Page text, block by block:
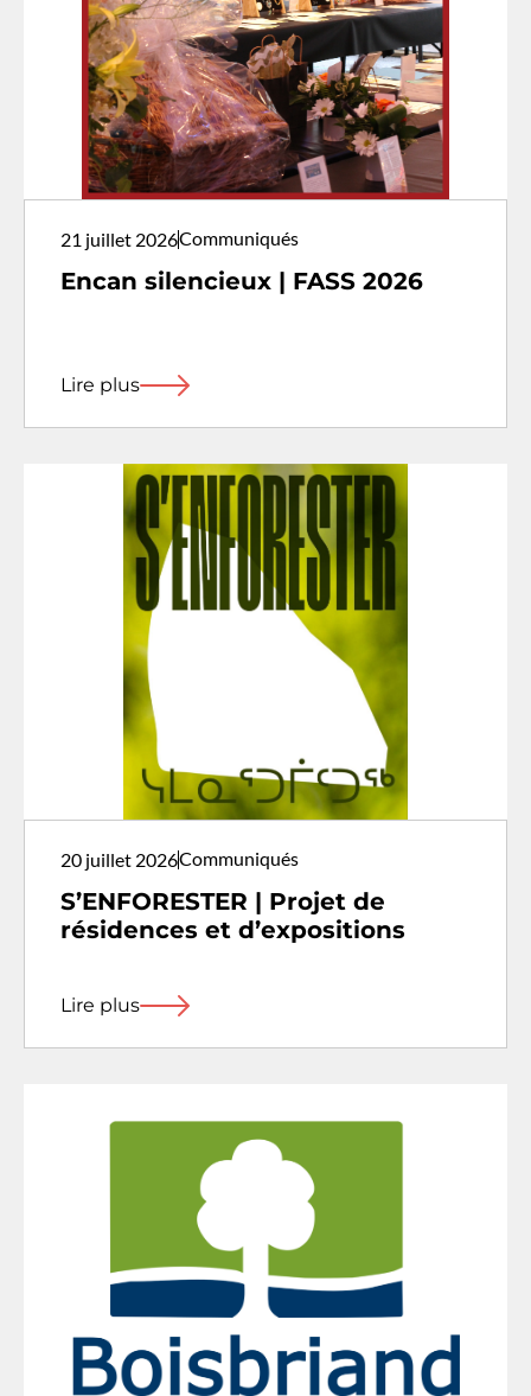
21 juillet 2026Communiqués
Encan silencieux | FASS 2026
Lire plus
20 juillet 2026Communiqués
S’ENFORESTER | Projet de
résidences et d’expositions
Lire plus